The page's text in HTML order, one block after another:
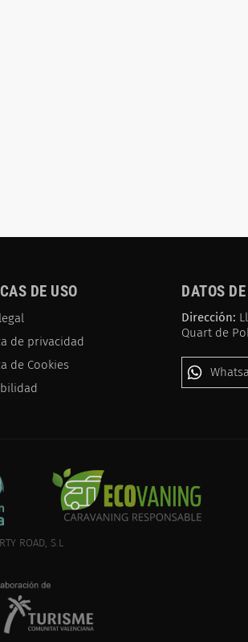
DE USO
de privacidad
de Cookies
DATOS
Dirección:
Quart de
ROAD, S.L